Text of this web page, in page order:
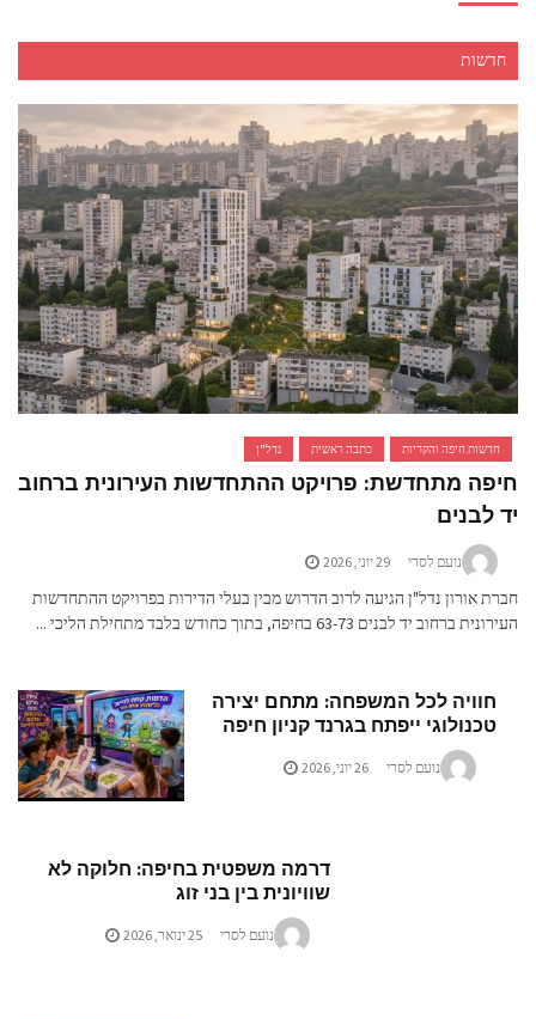
אביזרים ומתנות לגבר שאוהב להיות בשטח
אשפוז פסיכיאטרי ביתי: הגישה הדיסקרטית שמשנה את כללי המשחק בבריאות הנפש
חדשות
חדשות חיפה והקריות כתבה ראשית נדל"ן
חיפה מתחדשת: פרויקט ההתחדשות העירונית ברחוב
יד לבנים
נועם לסרי 29 יוני, 2026
חברת אורון נדל"ן הגיעה לרוב הדרוש מבין בעלי הדירות בפרויקט ההתחדשות
העירונית ברחוב יד לבנים 63-73 בחיפה, בתוך כחודש בלבד מתחילת הליכי ...
חוויה לכל המשפחה: מתחם יצירה
טכנולוגי ייפתח בגרנד קניון חיפה
נועם לסרי 26 יוני, 2026
דרמה משפטית בחיפה: חלוקה לא
שוויונית בין בני זוג
נועם לסרי 25 ינואר, 2026